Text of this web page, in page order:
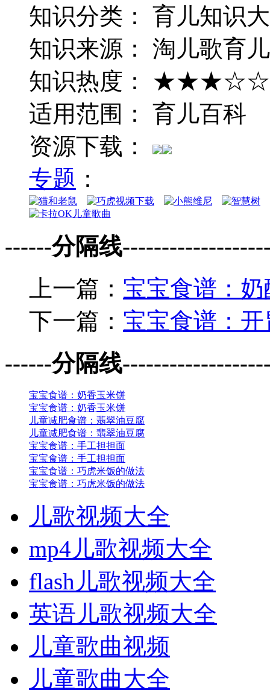
知识分类： 育儿知识
知识来源： 淘儿歌育
知识热度： ★★★☆☆
适用范围： 育儿百科
资源下载：
专题 ：
------分隔线
上一篇： 宝宝食谱：
下一篇： 宝宝食谱：
------分隔线
宝宝食谱：奶香玉米饼
宝宝食谱：奶香玉米饼
儿童减肥食谱：翡翠油豆腐
儿童减肥食谱：翡翠油豆腐
宝宝食谱：手工担担面
宝宝食谱：手工担担面
宝宝食谱：巧虎米饭的做法
宝宝食谱：巧虎米饭的做法
儿歌视频大全
mp4儿歌视频大全
flash儿歌视频大全
英语儿歌视频大全
儿童歌曲视频
儿童歌曲大全